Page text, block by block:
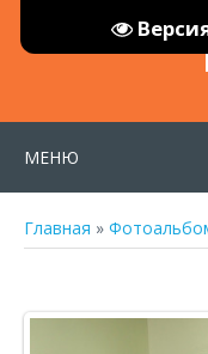
МЕНЮ
Главная »